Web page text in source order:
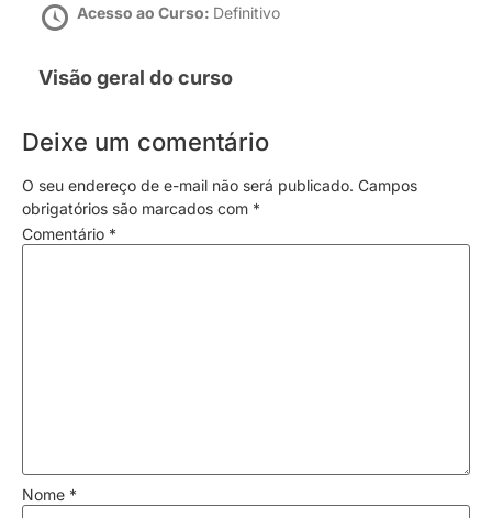
Acesso ao Curso: Definitivo
Visão geral do curso
Deixe um comentário
O seu endereço de e-mail não será publicado. Campos
obrigatórios são marcados com *
Comentário *
Nome *